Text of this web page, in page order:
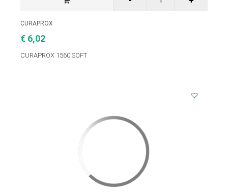
CURAPROX
€ 6,02
CURAPROX 1560 SOFT